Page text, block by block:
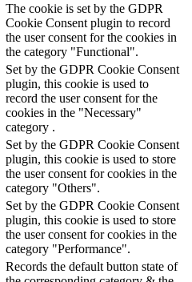
The cookie is set by the GDPR
Cookie Consent plugin to record
the user consent for the cookies in
the category "Functional".
Set by the GDPR Cookie Consent
plugin, this cookie is used to
record the user consent for the
cookies in the "Necessary"
category .
Set by the GDPR Cookie Consent
plugin, this cookie is used to store
the user consent for cookies in the
category "Others".
Set by the GDPR Cookie Consent
plugin, this cookie is used to store
the user consent for cookies in the
category "Performance".
Records the default button state of